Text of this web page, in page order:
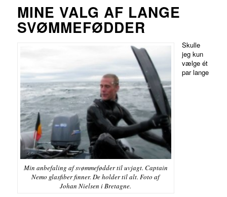
MINE VALG AF LANGE
SVØMMEFØDDER
Min anbefaling af svømmefødder til uvjagt. Captain
Nemo glasfiber finner. De holder til alt. Foto af
Johan Nielsen i Bretagne.
Skulle
jeg kun
vælge ét
par lange